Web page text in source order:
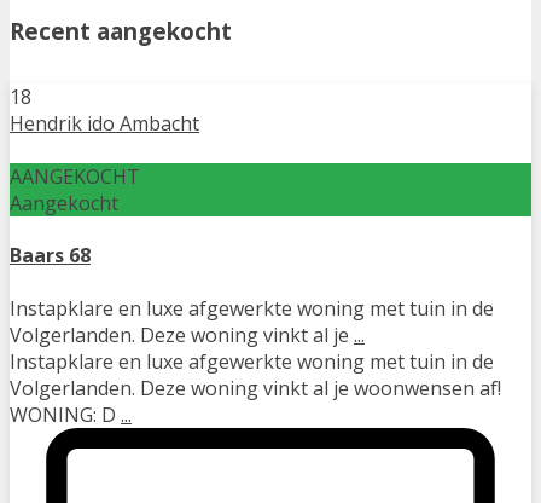
Recent aangekocht
18
Hendrik ido Ambacht
AANGEKOCHT
Aangekocht
Baars 68
Instapklare en luxe afgewerkte woning met tuin in de
Volgerlanden. Deze woning vinkt al je ...
Instapklare en luxe afgewerkte woning met tuin in de
Volgerlanden. Deze woning vinkt al je woonwensen af!
WONING: D ...